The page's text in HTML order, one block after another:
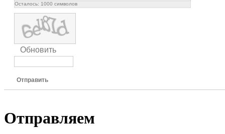
Осталось: 1000 символов
Обновить
Отправить
Отправляем